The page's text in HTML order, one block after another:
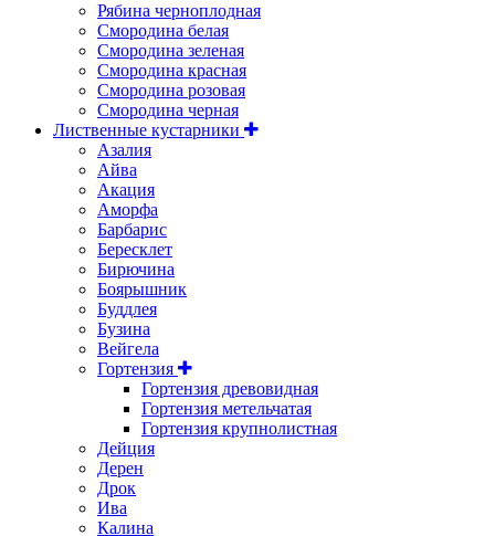
Рябина черноплодная
Смородина белая
Смородина зеленая
Смородина красная
Смородина розовая
Смородина черная
Лиственные кустарники
Азалия
Айва
Акация
Аморфа
Барбарис
Бересклет
Бирючина
Боярышник
Буддлея
Бузина
Вейгела
Гортензия
Гортензия древовидная
Гортензия метельчатая
Гортензия крупнолистная
Дейция
Дерен
Дрок
Ива
Калина